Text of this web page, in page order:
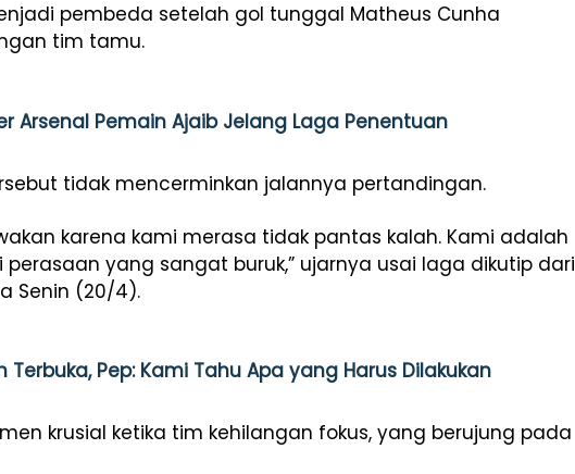
pembeda setelah gol tunggal Matheus Cunha
tim tamu.
Arsenal Pemain Ajaib Jelang Laga Penentuan
tidak mencerminkan jalannya pertandingan.
karena kami merasa tidak pantas kalah. Kami adalah
perasaan yang sangat buruk,” ujarnya usai laga dikutip dari
Senin (20/4).
Terbuka, Pep: Kami Tahu Apa yang Harus Dilakukan
krusial ketika tim kehilangan fokus, yang berujung pada